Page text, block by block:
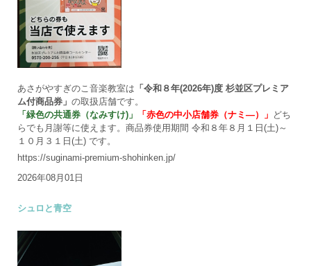
あさがやすぎのこ音楽教室は 「令和８年(2026年)度 杉並区プレミア
ム付商品券」 の取扱店舗です。
「緑色の共通券（なみすけ)」
「赤色の中小店舗券（ナミ―）」 どち
らでも月謝等に使えます。商品券使用期間 令和８年８月１日(土)～
１０月３１日(土) です。
https://suginami-premium-shohinken.jp/
2026年08月01日
シュロと青空